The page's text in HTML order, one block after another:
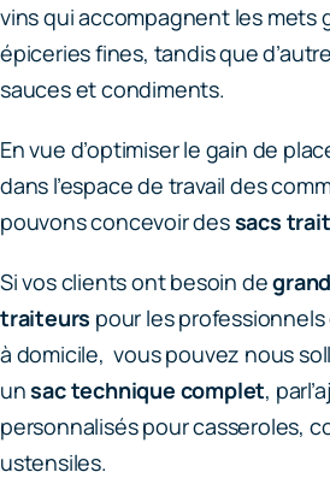
vins qui accompagnent les mets
épiceries fines, tandis que
sauces et condiments.
En vue d’optimiser le gain de
dans l’espace de travail des
pouvons concevoir dessacs
Si vos clients ont besoin de
traiteurs pour les
à domicile, vous pouvez nous
unsac technique complet,
personnalisés pour casseroles,
ustensiles.